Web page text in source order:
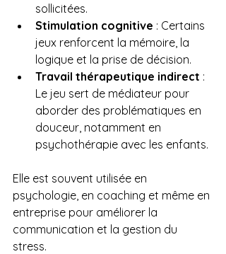
sollicitées.
Stimulation cognitive : Certains
jeux renforcent la mémoire, la
logique et la prise de décision.
Travail thérapeutique indirect :
Le jeu sert de médiateur pour
aborder des problématiques en
douceur, notamment en
psychothérapie avec les enfants.
Elle est souvent utilisée en
psychologie, en coaching et même en
entreprise pour améliorer la
communication et la gestion du
stress.